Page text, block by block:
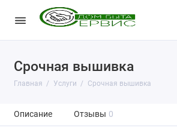
Срочная вышивка
Главная Услуги Срочная вышивка
Описание Отзывы 0